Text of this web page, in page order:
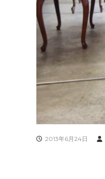
2013年6月24日